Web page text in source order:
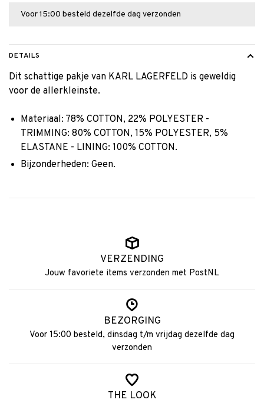
Voor 15:00 besteld dezelfde dag verzonden
DETAILS
Dit schattige pakje van KARL LAGERFELD is geweldig
voor de allerkleinste.
Materiaal: 78% COTTON, 22% POLYESTER -
TRIMMING: 80% COTTON, 15% POLYESTER, 5%
ELASTANE - LINING: 100% COTTON.
Bijzonderheden: Geen.
VERZENDING
Jouw favoriete items verzonden met PostNL
BEZORGING
Voor 15:00 besteld, dinsdag t/m vrijdag dezelfde dag
verzonden
THE LOOK